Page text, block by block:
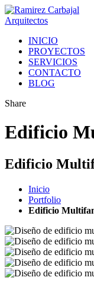
INICIO
PROYECTOS
SERVICIOS
CONTACTO
BLOG
Share
Edificio
Edificio
Inicio
Portfolio
Edificio